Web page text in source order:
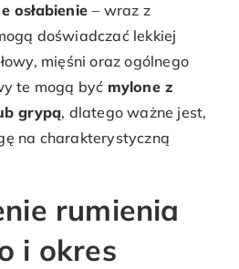
osłabienie– wraz z
doświadczać lekkiej
mięśni oraz ogólnego
te mogą być mylone z
grypą, dlatego ważne jest,
na charakterystyczną
rumienia
i okres